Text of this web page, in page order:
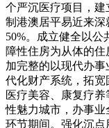
个严沉医疗项目，
制港澳居平易近来
50%。成立健全以
障性住房为从体的
加完整的以现代办
代化财产系统，拓宽
医疗美容、康复疗
性魅力城市，办事
环节期间。强化沉点